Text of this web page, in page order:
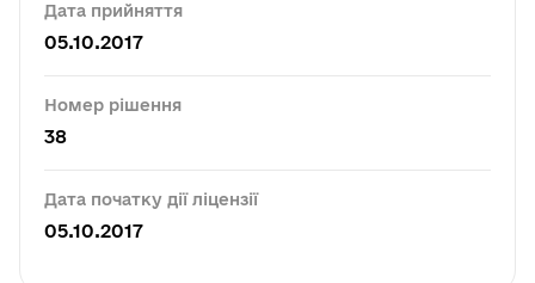
Дата прийняття
05.10.2017
Номер рішення
38
Дата початку дії ліцензії
05.10.2017